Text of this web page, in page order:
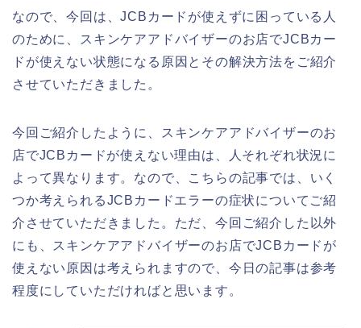
なので、今回は、JCBカードが使えずに困っている人
のために、スキンケアアドバイザーのお店でJCBカー
ドが使えない状態になる原因とその解決方法をご紹介
させていただきました。
今回ご紹介したように、スキンケアアドバイザーのお
店でJCBカードが使えない理由は、人それぞれ状況に
よって異なります。なので、こちらの記事では、いく
つか考えられるJCBカードエラーの症状についてご紹
介させていただきました。ただ、今回ご紹介した以外
にも、スキンケアアドバイザーのお店でJCBカードが
使えない原因は考えられますので、今日の記事は参考
程度にしていただければと思います。